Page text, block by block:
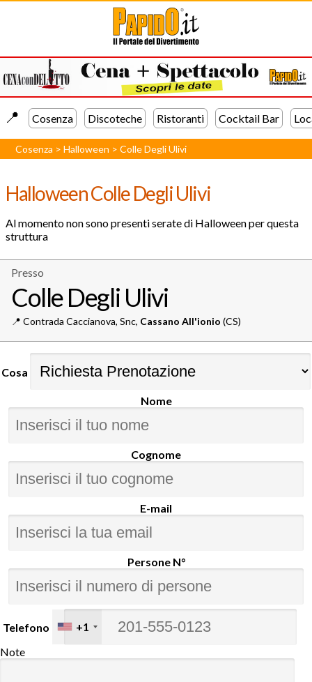
📍️ Cosenza Discoteche Ristoranti Cocktail Bar
Cosenza >Halloween >Colle Degli Ulivi
Halloween Colle Degli Ulivi
Al momento non sono presenti serate di Halloween per questa
struttura
Presso
Colle Degli Ulivi
📍️ Contrada Caccianova, Snc, Cassano All'ionio (CS)
Cosa
Nome
Cognome
E-mail
Persone N°
Telefono
+1
Note